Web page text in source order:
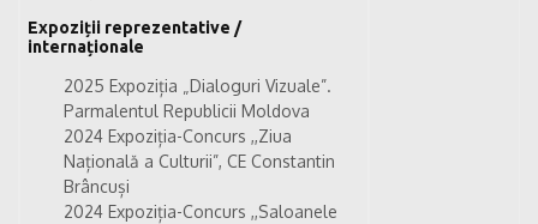
Expoziții reprezentative /
internaționale
2025 Expoziția „Dialoguri Vizuale”.
Parmalentul Republicii Moldova
2024 Expoziția-Concurs ,,Ziua
Națională a Culturii”, CE Constantin
Brâncuși
2024 Expoziția-Concurs ,,Saloanele